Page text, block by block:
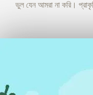
ভুল যেন আমরা না করি।